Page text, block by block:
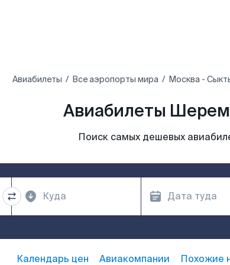
Авиабилеты Все аэропорты мира Москва -
Авиабилеты
Поиск самых дешевых
Календарь цен Авиакомпании Похожие